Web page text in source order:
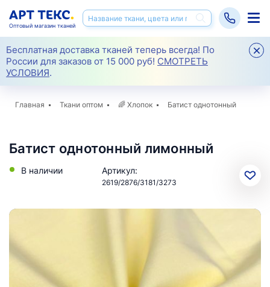
Бесплатная доставка тканей теперь всегда! По
России для заказов от 15 000 руб! СМОТРЕТЬ
УСЛОВИЯ.
Оптовый магазин тканей
Главная Ткани оптом 🌈 Хлопок Батист однотонный
Батист однотонный лимонный
В наличии Артикул:
2619/2876/3181/3273